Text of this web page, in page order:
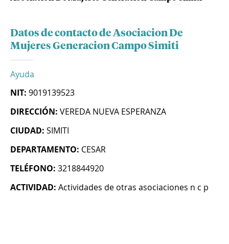
Datos de contacto de Asociacion De
Mujeres Generacion Campo Simiti
Ayuda
NIT: 9019139523
DIRECCIÓN: VEREDA NUEVA ESPERANZA
CIUDAD: SIMITI
DEPARTAMENTO: CESAR
TELÉFONO: 3218844920
ACTIVIDAD: Actividades de otras asociaciones n c p